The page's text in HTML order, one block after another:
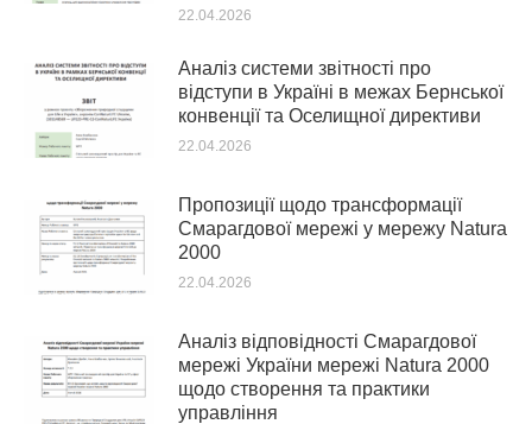
22.04.2026
Аналіз системи звітності про
відступи в Україні в межах Бернської
конвенції та Оселищної директиви
22.04.2026
Пропозиції щодо трансформації
Смарагдової мережі у мережу Natura
2000
22.04.2026
Аналіз відповідності Смарагдової
мережі України мережі Natura 2000
щодо створення та практики
управління